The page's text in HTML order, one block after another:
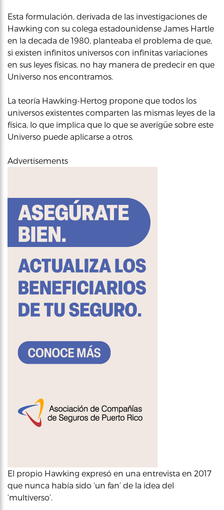
Esta formulación, derivada de las investigaciones de
Hawking con su colega estadounidense James Hartle
en la decada de 1980, planteaba el problema de que,
si existen infinitos universos con infinitas variaciones
en sus leyes físicas, no hay manera de predecir en que
Universo nos encontramos.
La teoría Hawking-Hertog propone que todos los
universos existentes comparten las mismas leyes de la
física, lo que implica que lo que se averigüe sobre este
Universo puede aplicarse a otros.
Advertisements
El propio Hawking expresó en una entrevista en 2017
que nunca había sido ‘un fan’ de la idea del
‘multiverso’.